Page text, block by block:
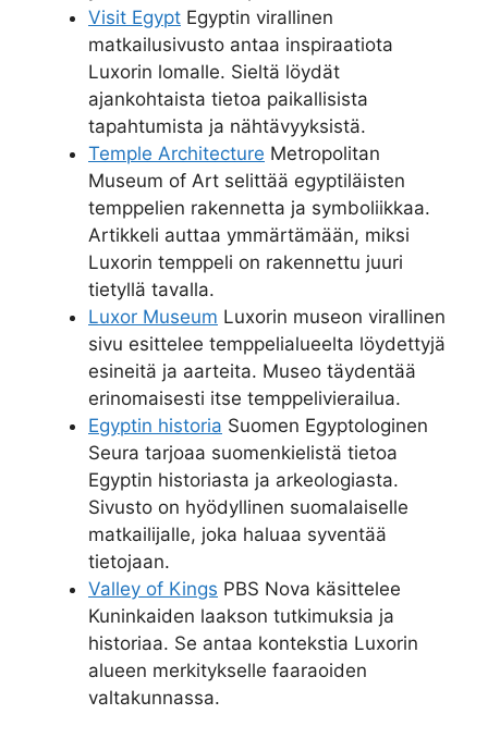
Visit Egypt Egyptin virallinen
matkailusivusto antaa inspiraatiota
Luxorin lomalle. Sieltä löydät
ajankohtaista tietoa paikallisista
tapahtumista ja nähtävyyksistä.
Temple Architecture Metropolitan
Museum of Art selittää egyptiläisten
temppelien rakennetta ja symboliikkaa.
Artikkeli auttaa ymmärtämään, miksi
Luxorin temppeli on rakennettu juuri
tietyllä tavalla.
Luxor Museum Luxorin museon virallinen
sivu esittelee temppelialueelta löydettyjä
esineitä ja aarteita. Museo täydentää
erinomaisesti itse temppelivierailua.
Egyptin historia Suomen Egyptologinen
Seura tarjoaa suomenkielistä tietoa
Egyptin historiasta ja arkeologiasta.
Sivusto on hyödyllinen suomalaiselle
matkailijalle, joka haluaa syventää
tietojaan.
Valley of Kings PBS Nova käsittelee
Kuninkaiden laakson tutkimuksia ja
historiaa. Se antaa kontekstia Luxorin
alueen merkitykselle faaraoiden
valtakunnassa.